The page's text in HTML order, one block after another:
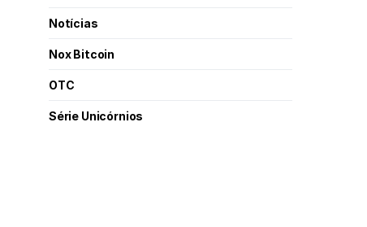
Notícias
Nox Bitcoin
OTC
Série Unicórnios